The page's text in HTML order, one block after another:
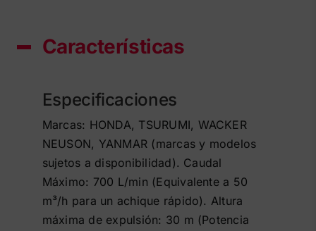
Características
Especificaciones
Marcas: HONDA, TSURUMI, WACKER
NEUSON, YANMAR (marcas y modelos
sujetos a disponibilidad). Caudal
Máximo: 700 L/min (Equivalente a 50
m³/h para un achique rápido). Altura
máxima de expulsión: 30 m (Potencia